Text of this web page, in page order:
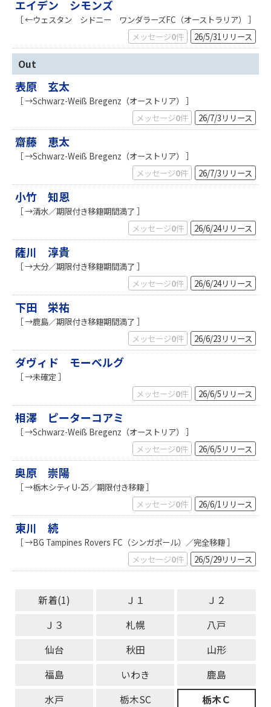
エイデン シモンズ
［ ←ウェスタン シドニー ワンダラーズFC（オーストラリア） ］
メッセージ0件 26/5/31 リリース
Out
表原 玄太
［ →Schwarz-Weiß Bregenz（オーストリア） ］
メッセージ0件 26/7/3 リリース
齋藤 恵太
［ →Schwarz-Weiß Bregenz（オーストリア） ］
メッセージ0件 26/7/3 リリース
小竹 知恩
［ →清水／期限付き移籍期間満了 ］
メッセージ0件 26/6/24リリース
薩川 淳貴
［ →大分／期限付き移籍期間満了 ］
メッセージ0件 26/6/24リリース
下田 栄祐
［ →鹿島／期限付き移籍期間満了 ］
メッセージ0件 26/6/23 リリース
ダヴィド モーベルグ
［ →未確定 ］
メッセージ0件 26/6/5 リリース
相澤 ピーターコアミ
［ →Schwarz-Weiß Bregenz（オーストリア） ］
メッセージ0件 26/6/5 リリース
奥原 崇陽
［ →栃木シティU-25／期限付き移籍 ］
メッセージ0件 26/6/1 リリース
東川 続
［ →BG Tampines Rovers FC（シンガポール）／完全移籍 ］
メッセージ0件 26/5/29リリース
新着(1) Ｊ１
Ｊ２
Ｊ３
札幌
八戸
仙台
秋田
山形
福島
いわき
鹿島
水戸
栃木SC
栃木Ｃ